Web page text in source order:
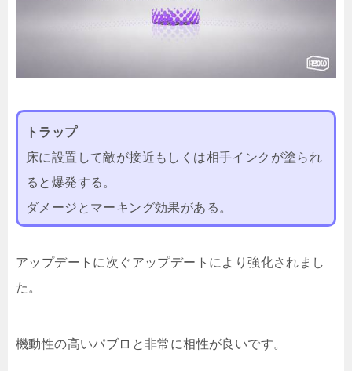
トラップ
床に設置して敵が接近もしくは相手インクが塗られ
ると爆発する。
ダメージとマーキング効果がある。
アップデートに次ぐアップデートにより強化されまし
た。
機動性の高いパブロと非常に相性が良いです。